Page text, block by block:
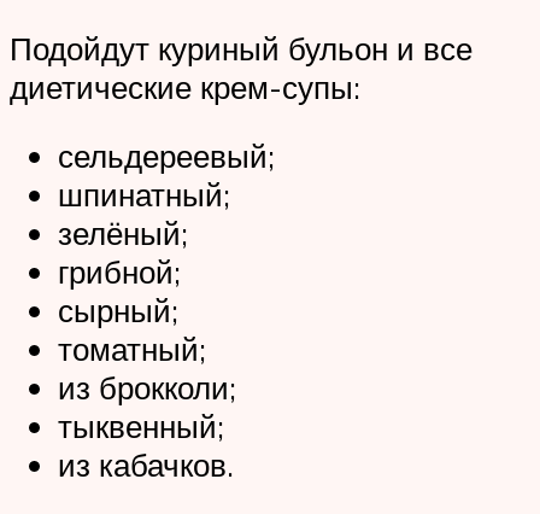
Подойдут куриный бульон и все
диетические крем-супы:
сельдереевый;
шпинатный;
зелёный;
грибной;
сырный;
томатный;
из брокколи;
тыквенный;
из кабачков.